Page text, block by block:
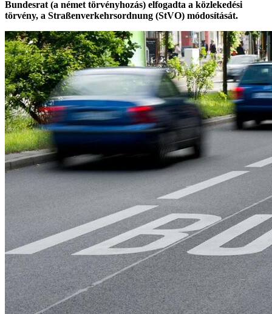
Bundesrat (a német törvényhozás) elfogadta a közlekedési
törvény, a Straßenverkehrsordnung (StVO) módosítását.